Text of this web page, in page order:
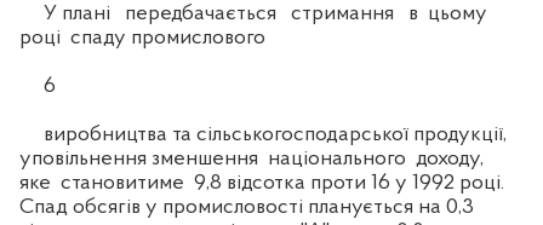
У плані передбачається стримання в цьому
році спаду промислового
6
виробництва та сільськогосподарської продукції,
уповільнення зменшення національного доходу,
яке становитиме 9,8 відсотка проти 16 у 1992 році.
Спад обсягів у промисловості планується на 0,3